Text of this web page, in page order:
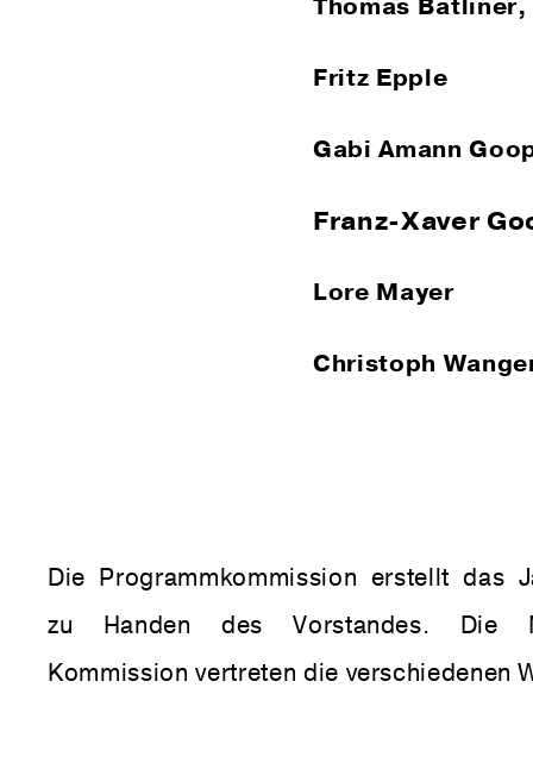
Thomas
Fritz Epple
Gabi Amann
Franz-Xaver
Lore Mayer
Christoph
Die Programmkommission erstellt das
zu Handen des Vorstandes. Die
Kommission vertreten die verschiedenen